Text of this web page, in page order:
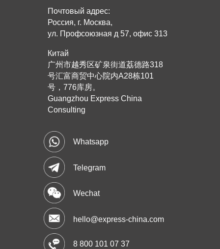
Почтовый адрес:
Россия, г. Москва,
ул. Профсоюзная д 57, офис 313
Whatsapp
Telegram
Wechat
hello@express-china.com
8 800 101 07 37
Китай
广州市越秀区矿泉街道荔德路318
号汇富商贸中心院内A28栋101
号，776库房。
Guangzhou Express China
Consulting